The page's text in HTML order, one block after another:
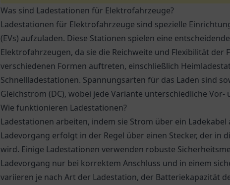
Was sind Ladestationen für Elektrofahrzeuge?
Ladestationen für Elektrofahrzeuge sind spezielle
(EVs) aufzuladen. Diese Stationen spielen eine
Elektrofahrzeugen, da sie die Reichweite und Flexibilität
verschiedenen Formen auftreten, einschließlich
Schnellladestationen. Spannungsarten für das Laden sind
Gleichstrom (DC), wobei jede Variante unterschiedliche Vor-
Wie funktionieren Ladestationen?
Ladestationen arbeiten, indem sie Strom über ein
Ladevorgang erfolgt in der Regel über einen Stecker, der in
wird. Einige Ladestationen verwenden robuste
Ladevorgang nur bei korrektem Anschluss und in einem
variieren je nach Art der Ladestation, der Batteriekapazität